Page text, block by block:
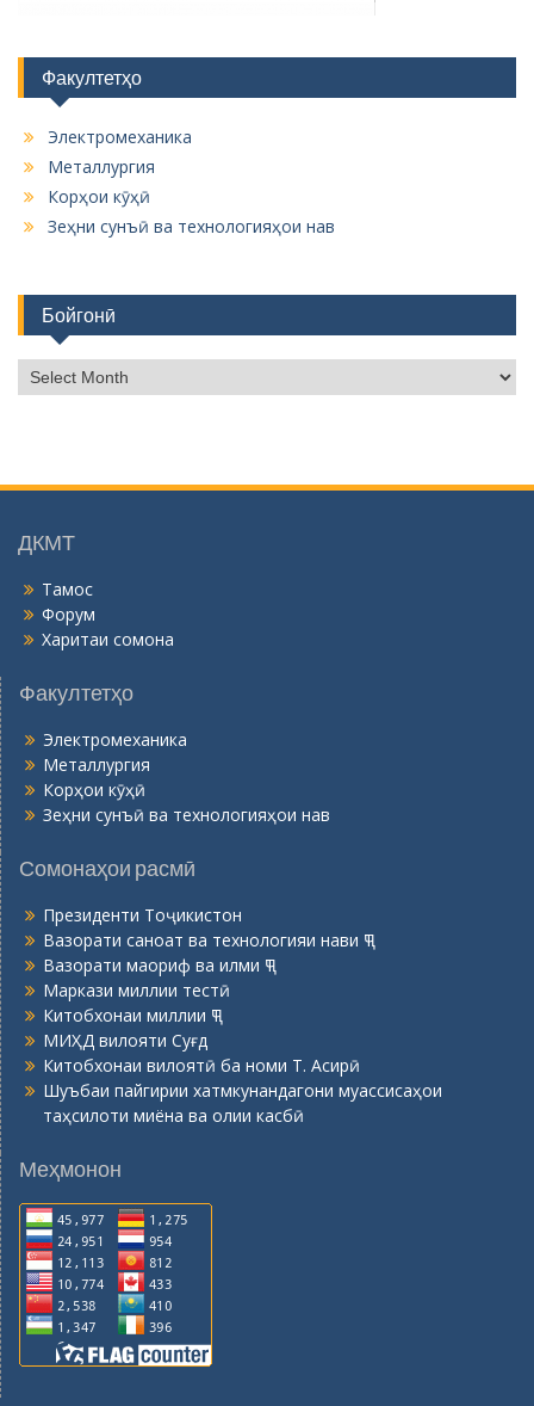
Факултетҳо
Электромеханика
Металлургия
Корҳои кӯҳӣ
Зеҳни сунъӣ ва технологияҳои нав
Бойгонӣ
о
н
ДКМТ
Тамос
Форум
Харитаи сомона
Факултетҳо
Электромеханика
Металлургия
Корҳои кӯҳӣ
Зеҳни сунъӣ ва технологияҳои нав
Сомонаҳои расмӣ
Президенти Тоҷикистон
Вазорати саноат ва технологияи нави ҶТ
Вазорати маориф ва илми ҶТ
Маркази миллии тестӣ
Китобхонаи миллии ҶТ
МИҲД вилояти Суғд
Китобхонаи вилоятӣ ба номи Т. Асирӣ
Шуъбаи пайгирии хатмкунандагони муассисаҳои
таҳсилоти миёна ва олии касбӣ
Меҳмонон